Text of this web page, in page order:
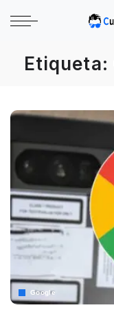
Etiqueta:
Google